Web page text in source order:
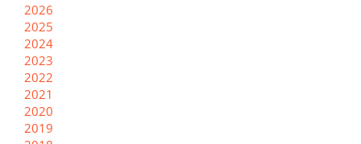
2026
2025
2024
2023
2022
2021
2020
2019